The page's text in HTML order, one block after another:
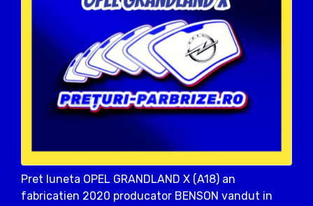
Pret luneta OPEL GRANDLAND X (A18) an
fabricatien 2020 producator BENSON vandut in